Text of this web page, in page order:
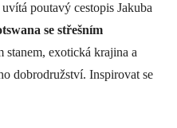
poutavý cestopis Jakuba
se střešním
stanem, exotická krajina a
dobrodružství. Inspirovat se